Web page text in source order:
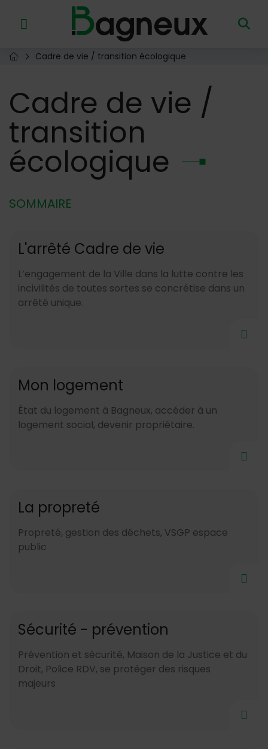
Menu de raccourcis
Retour à l'accueil
Page d'accueil du site
Cadre de vie / transition écologique
Cadre de vie /
transition
écologique
SOMMAIRE
L'arrêté Cadre de vie
L’engagement de la Ville dans la lutte contre les
incivilités de toutes sortes se concrétise dans un
arrêté unique.
Mon logement
État du logement à Bagneux, accéder à un
logement social, devenir propriétaire.
La propreté
Propreté, gestion des déchets, VSGP espace
public
Sécurité - prévention
Prévention et sécurité, Maison de la Justice et du
Droit, Police RDV, se protéger des risques
majeurs